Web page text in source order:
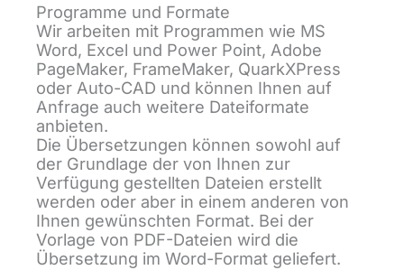
Programme und Formate
Wir arbeiten mit Programmen wie MS
Word, Excel und Power Point, Adobe
PageMaker, FrameMaker, QuarkXPress
oder Auto-CAD und können Ihnen auf
Anfrage auch weitere Dateiformate
anbieten.
Die Übersetzungen können sowohl auf
der Grundlage der von Ihnen zur
Verfügung gestellten Dateien erstellt
werden oder aber in einem anderen von
Ihnen gewünschten Format. Bei der
Vorlage von PDF-Dateien wird die
Übersetzung im Word-Format geliefert.